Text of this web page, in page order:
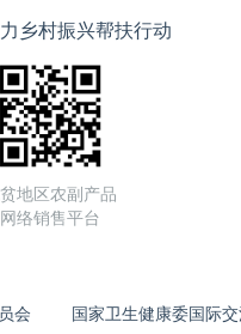
乡村振兴帮扶行动
地区农副产品
网络销售平台
会 国家卫生健康委国际